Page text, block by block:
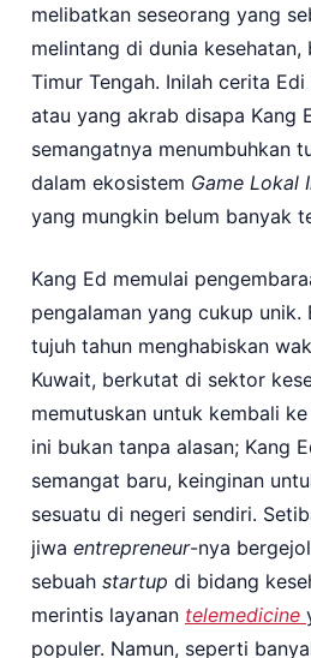
melibatkan seseorang yang
melintang di dunia kesehatan,
Timur Tengah. Inilah cerita
atau yang akrab disapa Kang
semangatnya menumbuhkan
dalam ekosistem Game Lokal
yang mungkin belum banyak
Kang Ed memulai
pengalaman yang cukup unik.
tujuh tahun menghabiskan
Kuwait, berkutat di sektor
memutuskan untuk kembali
ini bukan tanpa alasan; Kang
semangat baru, keinginan
sesuatu di negeri sendiri.
jiwa entrepreneur-nya
sebuah startup di bidang
merintis layanan telemedicine
populer. Namun, seperti